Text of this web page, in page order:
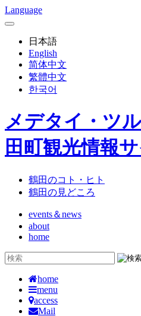
Language
日本語
English
简体中文
繁體中文
한국어
メデタイ・ツ
田町観光情報
鶴田のコト・ヒト
鶴田の見どころ
events＆news
about
home
home
menu
access
Mail